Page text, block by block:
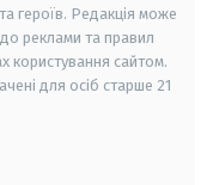
героїв. Редакція може
реклами та правил
користування сайтом.
для осіб старше 21